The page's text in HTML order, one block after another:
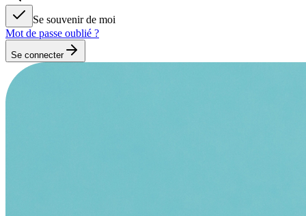
Se souvenir de moi
Mot de passe oublié ?
Se connecter